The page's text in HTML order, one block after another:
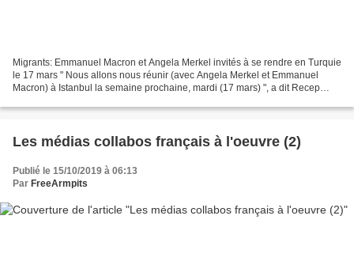
Migrants: Emmanuel Macron et Angela Merkel invités à se rendre en Turquie
le 17 mars " Nous allons nous réunir (avec Angela Merkel et Emmanuel
Macron) à Istanbul la semaine prochaine, mardi (17 mars) ", a dit Recep
Les médias collabos français à l'oeuvre (2)
Publié le 15/10/2019 à 06:13
Par FreeArmpits